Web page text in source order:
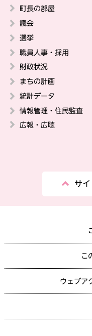
町長の部屋
議会
選挙
職員人事・採用
財政状況
まちの計画
統計データ
情報管理・住民監査
広報・広聴
サ
こ
ウェブア